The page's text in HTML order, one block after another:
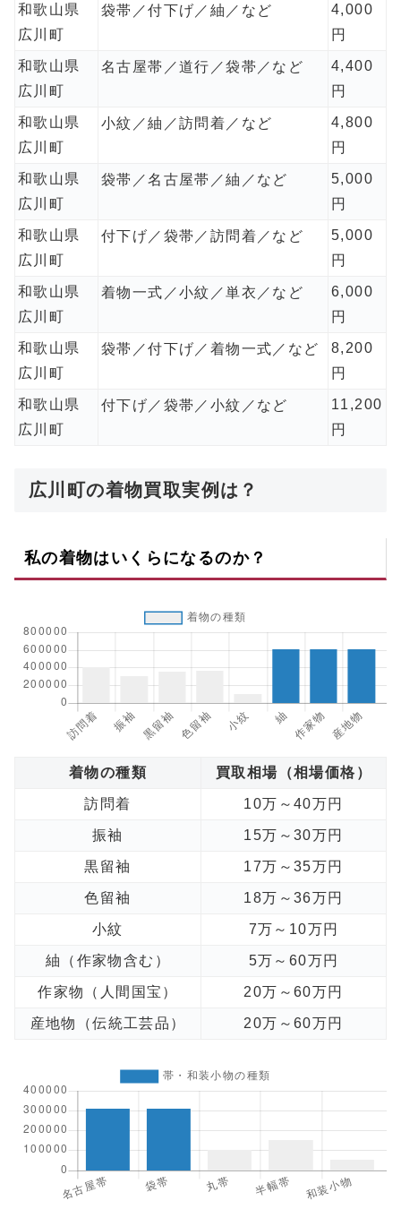
和歌山県
広川町
袋帯／付下げ／紬／など
4,000
円
和歌山県
広川町
名古屋帯／道行／袋帯／など
4,400
円
和歌山県
広川町
小紋／紬／訪問着／など
4,800
円
和歌山県
広川町
袋帯／名古屋帯／紬／など
5,000
円
和歌山県
広川町
付下げ／袋帯／訪問着／など
5,000
円
和歌山県
広川町
着物一式／小紋／単衣／など
6,000
円
和歌山県
広川町
袋帯／付下げ／着物一式／など
8,200
円
和歌山県
広川町
付下げ／袋帯／小紋／など
11,200
円
広川町の着物買取実例は？
私の着物はいくらになるのか？
着物の種類 買取相場（相場価格）
訪問着 10万～40万円
振袖 15万～30万円
黒留袖 17万～35万円
色留袖 18万～36万円
小紋 7万～10万円
紬（作家物含む） 5万～60万円
作家物（人間国宝） 20万～60万円
産地物（伝統工芸品） 20万～60万円